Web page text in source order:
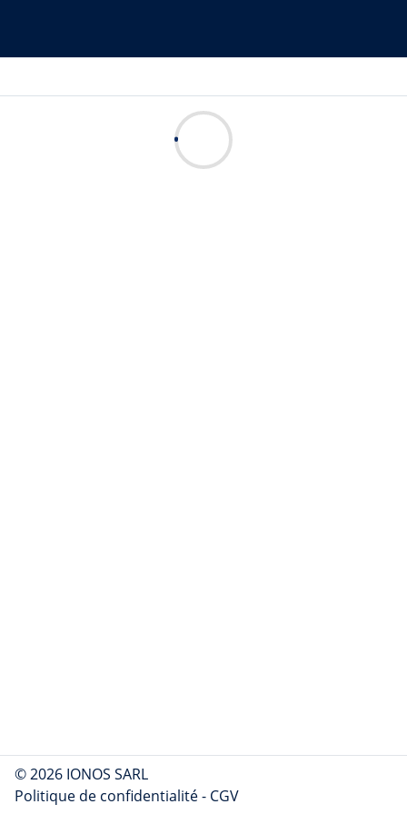
© 2026 IONOS SARL
Politique de confidentialité- CGV